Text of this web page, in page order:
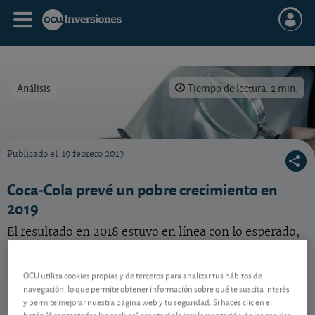
Análisis Tiempo de lectura: 2 min.
Publicado el 19 febrero 2019
Coca-Cola prevé un pobre crecimiento en
2019
El resultado en 2018 estuvo en línea con lo esperado,
Coca - Cola
US1912161007
86,85 USD
OCU utiliza cookies propias y de terceros para analizar tus hábitos de
navegación, lo que permite obtener información sobre qué te suscita interés
y permite mejorar nuestra página web y tu seguridad. Si haces clic en el